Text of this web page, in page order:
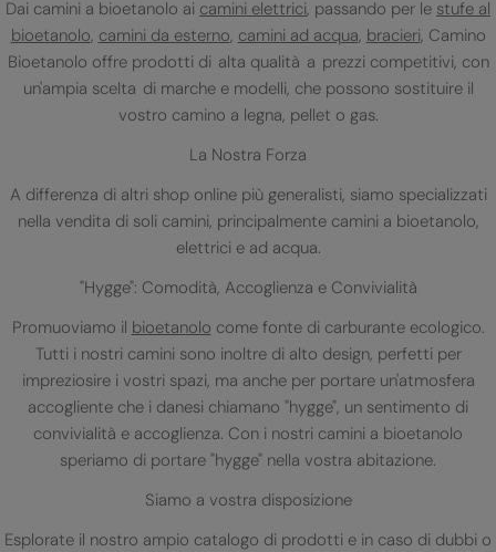
Dai camini a bioetanolo ai camini elettrici, passando per le stufe al
bioetanolo, camini da esterno, camini ad acqua, bracieri, Camino
Bioetanolo offre prodotti di alta qualità a prezzi competitivi, con
un'ampia scelta di marche e modelli, che possono sostituire il
vostro camino a legna, pellet o gas.
La Nostra Forza
A differenza di altri shop online più generalisti, siamo specializzati
nella vendita di soli camini, principalmente camini a bioetanolo,
elettrici e ad acqua.
"Hygge": Comodità, Accoglienza e Convivialità
Promuoviamo il bioetanolo come fonte di carburante ecologico.
Tutti i nostri camini sono inoltre di alto design, perfetti per
impreziosire i vostri spazi, ma anche per portare un'atmosfera
accogliente che i danesi chiamano "hygge", un sentimento di
convivialità e accoglienza. Con i nostri camini a bioetanolo
speriamo di portare "hygge" nella vostra abitazione.
Siamo a vostra disposizione
Esplorate il nostro ampio catalogo di prodotti e in caso di dubbi o